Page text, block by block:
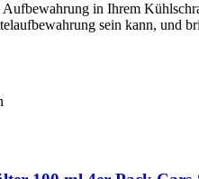
in Ihrem
sein kann, und